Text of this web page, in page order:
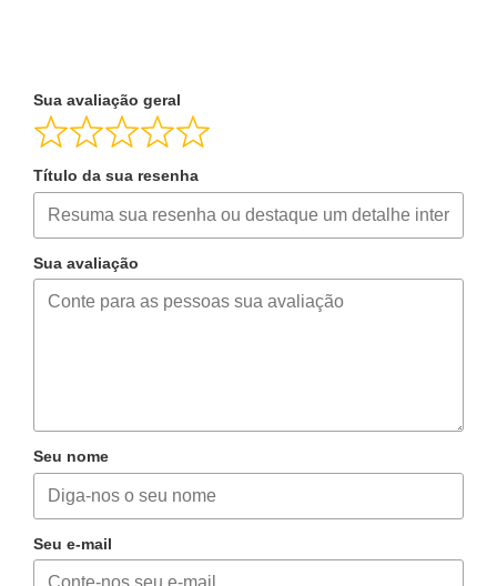
Sua avaliação geral
Título da sua resenha
Sua avaliação
Seu nome
Seu e-mail